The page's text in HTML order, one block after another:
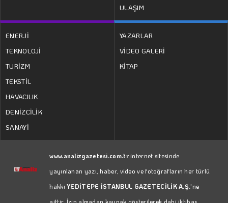
ULAŞIM
ENERJİ
TEKNOLOJİ
TURİZM
TEKSTİL
HAVACILIK
DENİZCİLİK
SANAYİ
YAZARLAR
VİDEO GALERİ
KİTAP
www.analizgazetesi.com.trinternet sitesinde
yayınlanan yazı, haber, video ve fotoğrafların her türlü
hakkıYEDİTEPE İSTANBUL GAZETECİLİK A.Ş.'ne